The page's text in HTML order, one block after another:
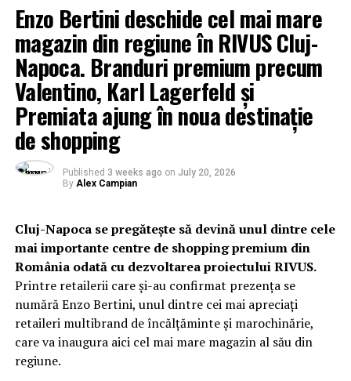
Enzo Bertini deschide cel mai mare
magazin din regiune în RIVUS Cluj-
Napoca. Branduri premium precum
Valentino, Karl Lagerfeld și
Premiata ajung în noua destinație
de shopping
Published 3 weeks ago on July 20, 2026
By Alex Campian
Cluj-Napoca se pregătește să devină unul dintre cele
mai importante centre de shopping premium din
România odată cu dezvoltarea proiectului RIVUS.
Printre retailerii care și-au confirmat prezența se
numără Enzo Bertini, unul dintre cei mai apreciați
retaileri multibrand de încălțăminte și marochinărie,
care va inaugura aici cel mai mare magazin al său din
regiune.